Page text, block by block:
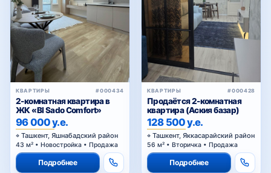
#000434
2-комнатная квартира в
ЖК «BI Sado Comfort»
96 000 у.е.
Ташкент, Яшнабадский район
43 м² • Новостройка • Продажа
Подробнее
#000428
Продаётся 2-комнатная
квартира (Аския базар)
128 500 у.е.
Ташкент, Яккасарайский район
56 м² • Вторичка • Продажа
Подробнее